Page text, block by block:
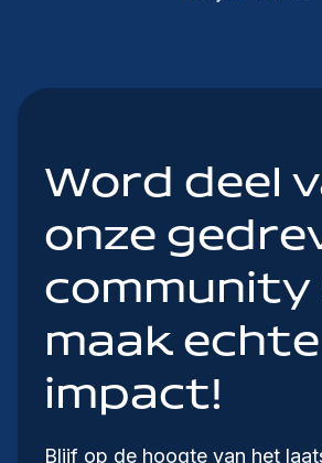
Word deel
onze
community
maak echte
impact!
Blijf op de hoogte van het